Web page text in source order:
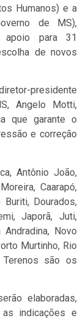
Humanos) e a
de MS),
apoio para 31
de novos
presidente
Angelo Motti,
que garante o
e correção
Antônio João,
Caarapó,
Dourados,
Japorã, Juti,
Andradina, Novo
Murtinho, Rio
são os
elaboradas,
indicações e